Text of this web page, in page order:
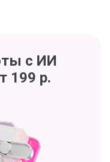
с ИИ
199 р.